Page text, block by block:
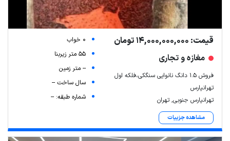
قیمت: 14,000,000,000 تومان
مغازه و تجاری
فروش ۱.۵ دانگ نانوایی سنگکی،فلکه اول
تهرانپارس
تهرانپارس جنوبی, تهران
مشاهده جزییات
0 خواب
55 متر زیربنا
-- متر زمین
سال ساخت --
شماره طبقه: --